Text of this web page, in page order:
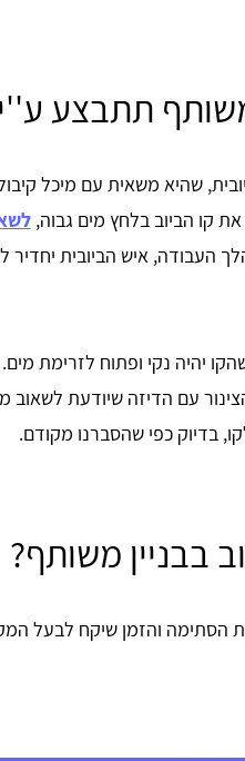
תתבצע
שהיא משאית עם מיכל
קו הביוב בלחץ מים גבוה,
העבודה, איש הביובית יחדיר
יהיה נקי ופתוח לזרימת מים.
עם הדיזה שיודעת לשאוב
בדיוק כפי שהסברנו מקודם.
בבניין משותף?
הסתימה והזמן שיקח לבעל